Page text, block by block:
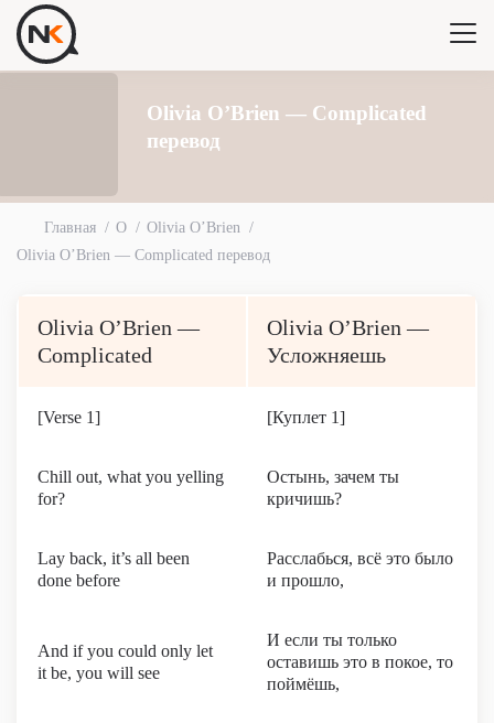
Olivia O’Brien — Complicated
перевод
Главная O
Olivia O’Brien
Olivia O’Brien — Complicated перевод
Olivia O’Brien —
Complicated
Olivia O’Brien —
Усложняешь
[Verse 1] [Куплет 1]
Chill out, what you yelling
for?
Остынь, зачем ты
кричишь?
Lay back, it’s all been
done before
Расслабься, всё это было
и прошло,
And if you could only let
it be, you will see
И если ты только
оставишь это в покое, то
поймёшь,